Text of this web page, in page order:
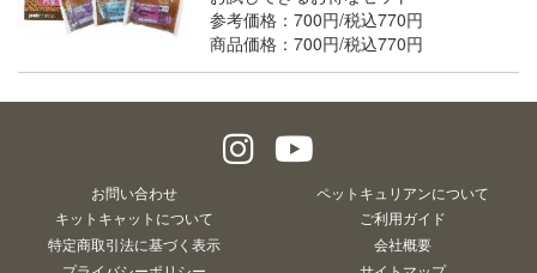
参考価格：700円/税込770円
商品価格：700円/税込770円
お問い合わせ
ペットキュリアンについて
キットキャットについて
ご利用ガイド
特定商取引法に基づく表示
会社概要